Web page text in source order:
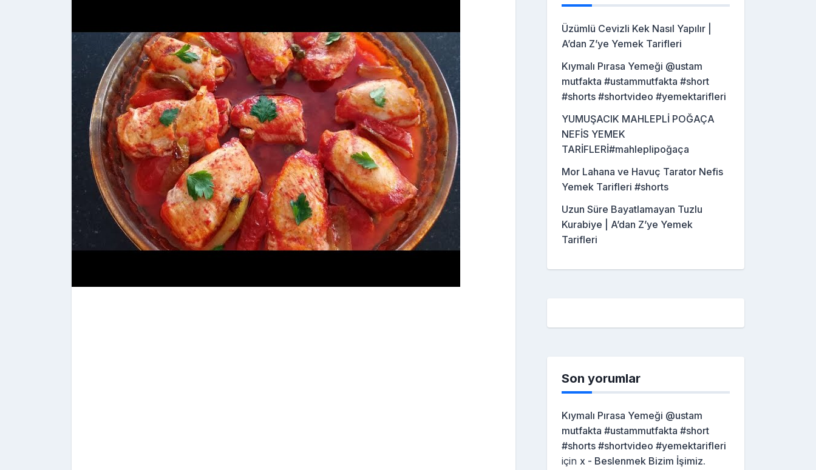
Üzümlü Cevizli Kek Nasıl Yapılır |
A’dan Z’ye Yemek Tarifleri
Kıymalı Pırasa Yemeği @ustam
mutfakta #ustammutfakta #short
#shorts #shortvideo #yemektarifleri
YUMUŞACIK MAHLEPLİ POĞAÇA
NEFİS YEMEK
TARİFLERİ#mahleplipoğaça
Mor Lahana ve Havuç Tarator Nefis
Yemek Tarifleri #shorts
Uzun Süre Bayatlamayan Tuzlu
Kurabiye | A’dan Z’ye Yemek
Tarifleri
Son yorumlar
Kıymalı Pırasa Yemeği @ustam
mutfakta #ustammutfakta #short
#shorts #shortvideo #yemektarifleri
için x - Beslenmek Bizim İşimiz.